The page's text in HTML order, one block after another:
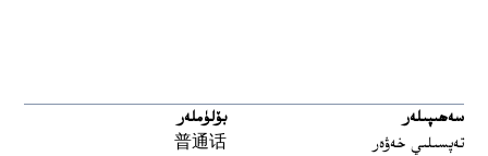
سەھىپىلەر
تەپسىلىي خەۋەر
بۆلۈملەر
普通话